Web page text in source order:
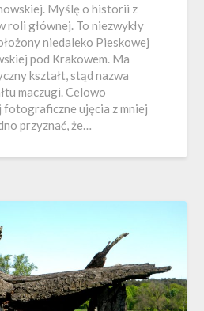
Myślę o historii z
roli głównej. To niezwykły
niedaleko Pieskowej
pod Krakowem. Ma
kształt, stąd nazwa
maczugi. Celowo
fotograficzne ujęcia z mniej
przyznać, że…